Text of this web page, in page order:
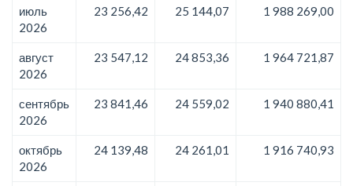
июль
2026
23 256,42 25 144,07 1 988 269,00
август
2026
23 547,12 24 853,36 1 964 721,87
сентябрь
2026
23 841,46 24 559,02 1 940 880,41
октябрь
2026
24 139,48 24 261,01 1 916 740,93